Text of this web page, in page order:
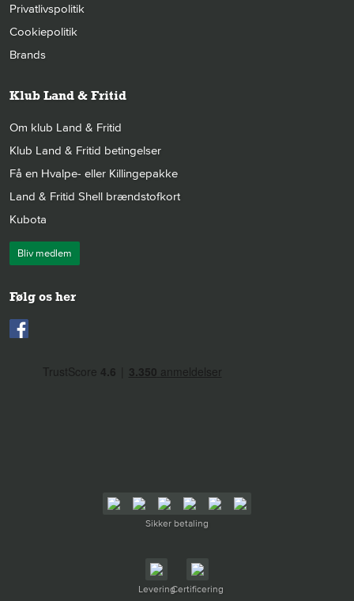
Privatlivspolitik
Cookiepolitik
Brands
Klub Land & Fritid
Om klub Land & Fritid
Klub Land & Fritid betingelser
Få en Hvalpe- eller Killingepakke
Land & Fritid Shell brændstofkort
Kubota
Bliv medlem
Følg os her
Sikker betaling
LeveringCertificering